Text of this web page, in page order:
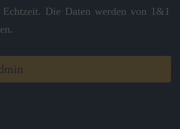
Die Daten werden von 1&1